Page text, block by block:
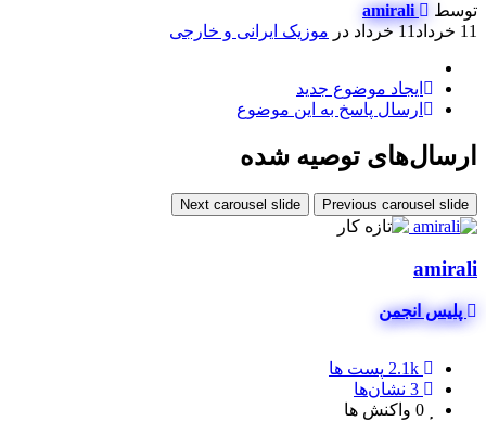
توسط
11 خرداد
11 خرداد در موزیک ایرانی و خارجی
ایجاد موضوع جدید
ارسال پاسخ به این موضوع
ارسال‌های توصیه شده
Previous carousel slide
Next carousel slide
amirali
پلیس انجمن
2.1k پست ها
3 نشان‌ها
0 واکنش ها